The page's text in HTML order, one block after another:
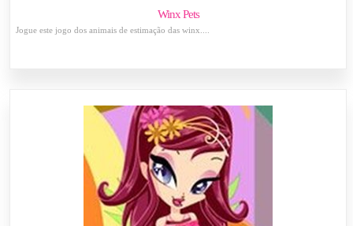
Winx Pets
Jogue este jogo dos animais de estimação das winx....